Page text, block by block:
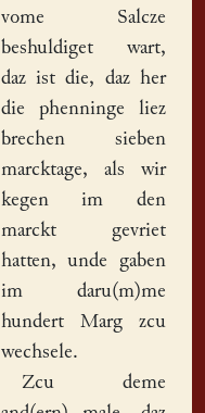
vome Salcze
beshuldiget wart,
daz ist die, daz her
die phenninge liez
brechen sieben
marcktage, als wir
kegen im den
marckt gevriet
hatten, unde gaben
im daru(m)me
hundert Marg zcu
wechsele.
Zcu deme